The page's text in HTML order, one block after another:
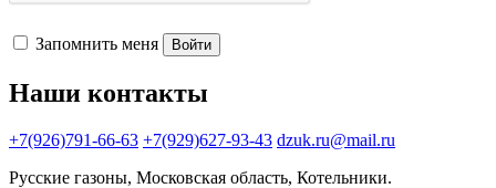
Запомнить меня Войти
Наши контакты
+7(926)791-66-63 +7(929)627-93-43 dzuk.ru@mail.ru
Русские газоны, Московская область, Котельники.